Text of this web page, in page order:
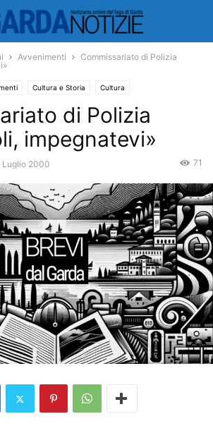
Avvenimenti
Commissariato di Polizia
Cultura e Storia Cultura
di Polizia
impegnatevi»
Luglio 2000 71